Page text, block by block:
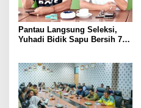
Pantau Langsung Seleksi,
Yuhadi Bidik Sapu Bersih 7